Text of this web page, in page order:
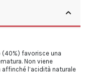
favorisce una
Non viene
affinché l’acidità naturale